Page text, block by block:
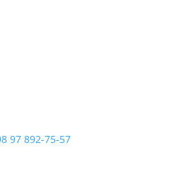
97 892-75-57